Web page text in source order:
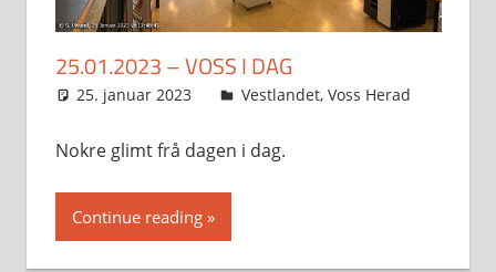
25.01.2023 – VOSS I DAG
25. januar 2023 Svein
Vestlandet, Voss Herad
Nokre glimt frå dagen i dag.
Continue reading